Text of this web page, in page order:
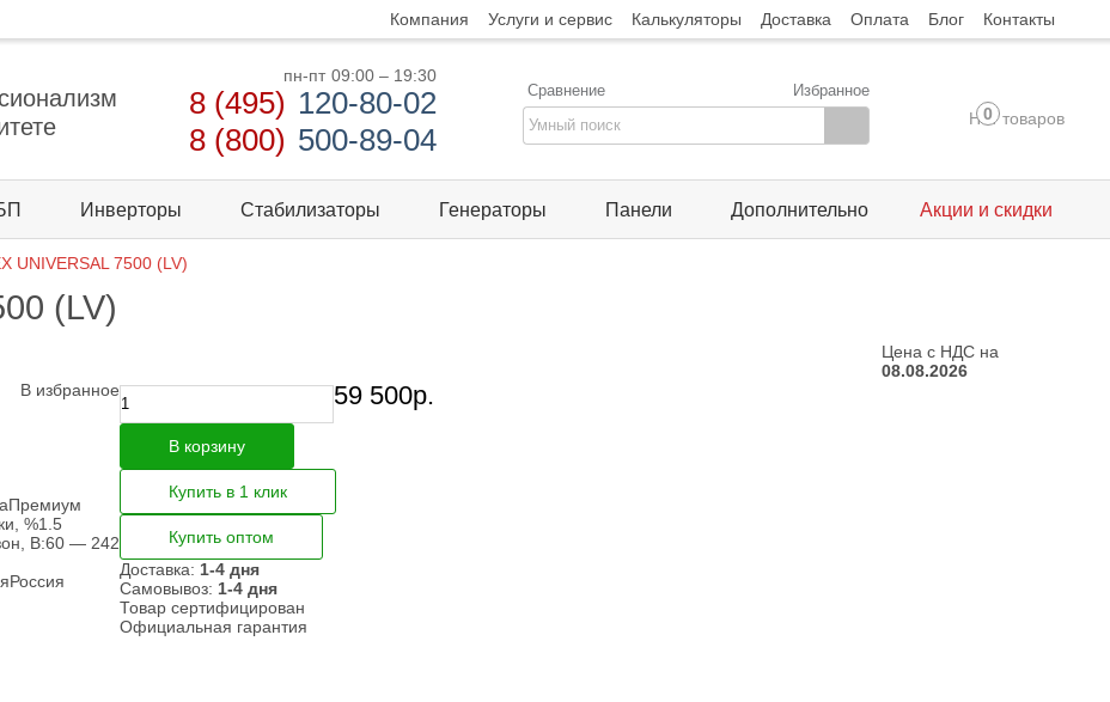
Компания Услуги и сервис Калькуляторы Доставка Оплата Блог Контакты
пн-пт 09:00 – 19:30
8 (495) 120-80-02
8 (800) 500-89-04
Сравнение Избранное
0
Нет товаров
Инверторы Стабилизаторы Генераторы Панели Дополнительно Акции и скидки
UNIVERSAL 7500 (LV)
(LV)
Цена с НДС на
08.08.2026
В избранное
Премиум
%1.5
В:60 — 242
Россия
59 500р.
В корзину
Купить в 1 клик
Купить оптом
Доставка: 1-4 дня
Самовывоз: 1-4 дня
Товар сертифицирован
Официальная гарантия